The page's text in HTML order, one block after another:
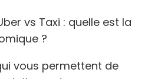
vs Taxi : quelle est la
?
vous permettent de